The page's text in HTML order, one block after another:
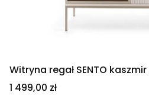
Witryna regał SENTO kaszmir
Cena
1 499,00 zł